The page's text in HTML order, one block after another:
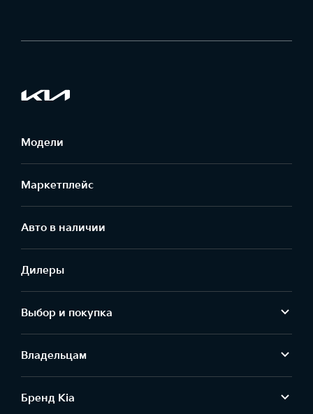
Модели
Маркетплейс
Aвто в наличии
Дилеры
Выбор и покупка
Владельцам
Бренд Kia